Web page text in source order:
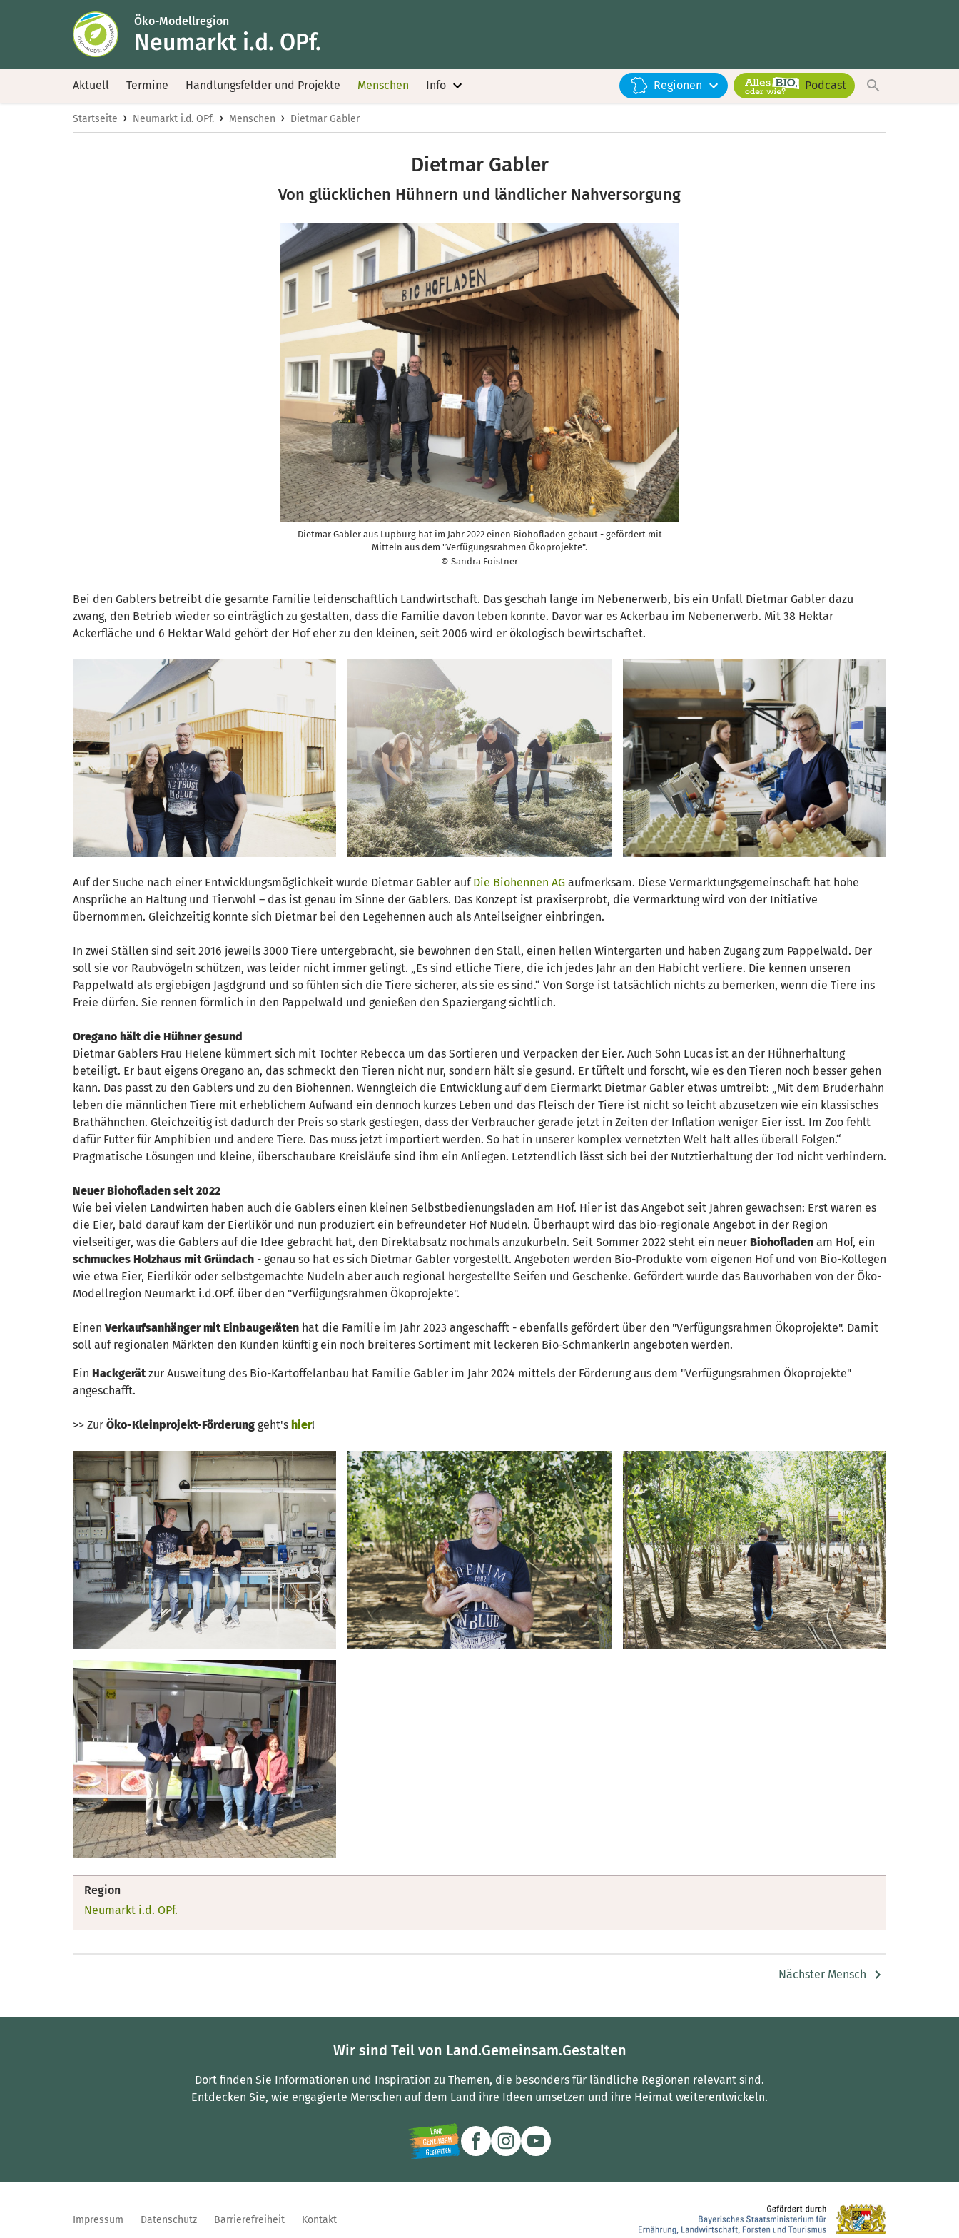
Öko-Modellregion
Neumarkt i.d. OPf.
Aktuell Termine Handlungsfelder und Projekte Menschen Info Regionen Podcast
Startseite › Neumarkt i.d. OPf. › Menschen › Dietmar Gabler
Dietmar Gabler
Von glücklichen Hühnern und ländlicher Nahversorgung
Dietmar Gabler aus Lupburg hat im Jahr 2022 einen Biohofladen gebaut - gefördert mit
Mitteln aus dem "Verfügungsrahmen Ökoprojekte".
© Sandra Foistner
Bei den Gablers betreibt die gesamte Familie leidenschaftlich Landwirtschaft. Das geschah lange im Nebenerwerb, bis ein Unfall Dietmar Gabler dazu
zwang, den Betrieb wieder so einträglich zu gestalten, dass die Familie davon leben konnte. Davor war es Ackerbau im Nebenerwerb. Mit 38 Hektar
Ackerfläche und 6 Hektar Wald gehört der Hof eher zu den kleinen, seit 2006 wird er ökologisch bewirtschaftet.
Auf der Suche nach einer Entwicklungsmöglichkeit wurde Dietmar Gabler aufDie Biohennen AG aufmerksam. Diese Vermarktungsgemeinschaft hat hohe
Ansprüche an Haltung und Tierwohl – das ist genau im Sinne der Gablers. Das Konzept ist praxiserprobt, die Vermarktung wird von der Initiative
übernommen. Gleichzeitig konnte sich Dietmar bei den Legehennen auch als Anteilseigner einbringen.
In zwei Ställen sind seit 2016 jeweils 3000 Tiere untergebracht, sie bewohnen den Stall, einen hellen Wintergarten und haben Zugang zum Pappelwald. Der
soll sie vor Raubvögeln schützen, was leider nicht immer gelingt. „Es sind etliche Tiere, die ich jedes Jahr an den Habicht verliere. Die kennen unseren
Pappelwald als ergiebigen Jagdgrund und so fühlen sich die Tiere sicherer, als sie es sind.“ Von Sorge ist tatsächlich nichts zu bemerken, wenn die Tiere ins
Freie dürfen. Sie rennen förmlich in den Pappelwald und genießen den Spaziergang sichtlich.
Oregano hält die Hühner gesund
Dietmar Gablers Frau Helene kümmert sich mit Tochter Rebecca um das Sortieren und Verpacken der Eier. Auch Sohn Lucas ist an der Hühnerhaltung
beteiligt. Er baut eigens Oregano an, das schmeckt den Tieren nicht nur, sondern hält sie gesund. Er tüftelt und forscht, wie es den Tieren noch besser gehen
kann. Das passt zu den Gablers und zu den Biohennen. Wenngleich die Entwicklung auf dem Eiermarkt Dietmar Gabler etwas umtreibt: „Mit dem Bruderhahn
leben die männlichen Tiere mit erheblichem Aufwand ein dennoch kurzes Leben und das Fleisch der Tiere ist nicht so leicht abzusetzen wie ein klassisches
Brathähnchen. Gleichzeitig ist dadurch der Preis so stark gestiegen, dass der Verbraucher gerade jetzt in Zeiten der Inflation weniger Eier isst. Im Zoo fehlt
dafür Futter für Amphibien und andere Tiere. Das muss jetzt importiert werden. So hat in unserer komplex vernetzten Welt halt alles überall Folgen.“
Pragmatische Lösungen und kleine, überschaubare Kreisläufe sind ihm ein Anliegen. Letztendlich lässt sich bei der Nutztierhaltung der Tod nicht verhindern.
Neuer Biohofladen seit 2022
Wie bei vielen Landwirten haben auch die Gablers einen kleinen Selbstbedienungsladen am Hof. Hier ist das Angebot seit Jahren gewachsen: Erst waren es
die Eier, bald darauf kam der Eierlikör und nun produziert ein befreundeter Hof Nudeln. Überhaupt wird das bio-regionale Angebot in der Region
vielseitiger, was die Gablers auf die Idee gebracht hat, den Direktabsatz nochmals anzukurbeln. Seit Sommer 2022 steht ein neuer Biohofladen am Hof, ein
schmuckes Holzhaus mit Gründach - genau so hat es sich Dietmar Gabler vorgestellt. Angeboten werden Bio-Produkte vom eigenen Hof und von Bio-Kollegen
wie etwa Eier, Eierlikör oder selbstgemachte Nudeln aber auch regional hergestellte Seifen und Geschenke. Gefördert wurde das Bauvorhaben von der Öko-
Modellregion Neumarkt i.d.OPf. über den "Verfügungsrahmen Ökoprojekte".
EinenVerkaufsanhänger mit Einbaugeräten hat die Familie im Jahr 2023 angeschafft - ebenfalls gefördert über den "Verfügungsrahmen Ökoprojekte". Damit
soll auf regionalen Märkten den Kunden künftig ein noch breiteres Sortiment mit leckeren Bio-Schmankerln angeboten werden.
Ein Hackgerätzur Ausweitung des Bio-Kartoffelanbau hat Familie Gabler im Jahr 2024 mittels der Förderung aus dem "Verfügungsrahmen Ökoprojekte"
angeschafft.
>> Zur Öko-Kleinprojekt-Förderung geht's hier!
Region
Neumarkt i.d. OPf.
Nächster Mensch
Wir sind Teil von Land.Gemeinsam.Gestalten
Dort finden Sie Informationen und Inspiration zu Themen, die besonders für ländliche Regionen relevant sind.
Entdecken Sie, wie engagierte Menschen auf dem Land ihre Ideen umsetzen und ihre Heimat weiterentwickeln.
Impressum Datenschutz Barrierefreiheit Kontakt